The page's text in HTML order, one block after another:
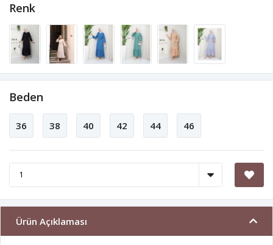
Renk
Beden
36 38 40 42 44 46
Ürün Açıklaması